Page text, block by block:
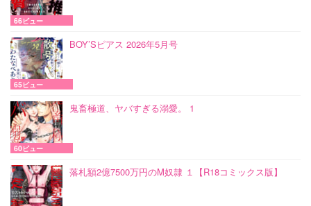
66ビュー
BOY’Sピアス 2026年5月号
65ビュー
鬼畜極道、ヤバすぎる溺愛。 1
60ビュー
落札額2億7500万円のM奴隷 １【R18コミックス版】